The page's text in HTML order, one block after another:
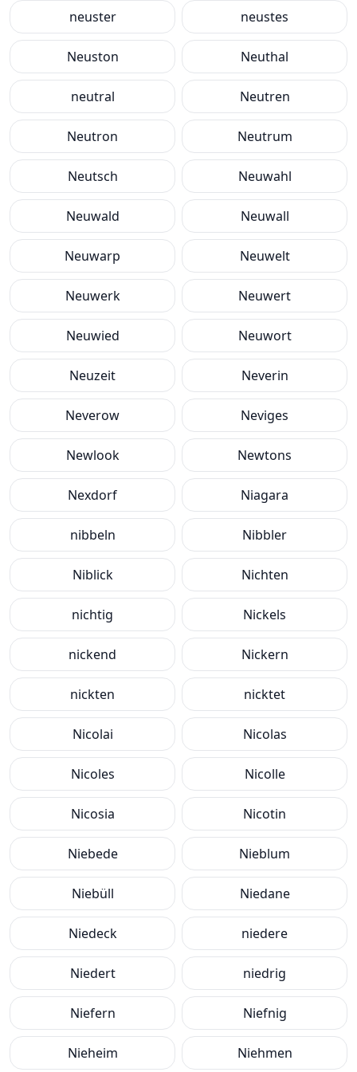
neuster neustes
Neuston Neuthal
neutral Neutren
Neutron Neutrum
Neutsch Neuwahl
Neuwald Neuwall
Neuwarp Neuwelt
Neuwerk Neuwert
Neuwied Neuwort
Neuzeit Neverin
Neverow Neviges
Newlook Newtons
Nexdorf Niagara
nibbeln Nibbler
Niblick Nichten
nichtig Nickels
nickend Nickern
nickten nicktet
Nicolai Nicolas
Nicoles Nicolle
Nicosia Nicotin
Niebede Nieblum
Niebüll Niedane
Niedeck niedere
Niedert niedrig
Niefern Niefnig
Nieheim Niehmen